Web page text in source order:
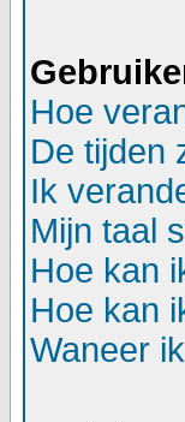
Hoe
De tijden
Ik
Mijn taal
Hoe kan
Hoe kan
Waneer